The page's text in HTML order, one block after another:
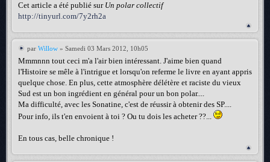
Cet article a été publié sur Un polar collectif
http://tinyurl.com/7y2rh2a
par Willow » Samedi 03 Mars 2012, 10h05
Mmmnnn tout ceci m'a l'air bien intéressant. J'aime bien quand
l'Histoire se mêle à l'intrigue et lorsqu'on referme le livre en ayant appris
quelque chose. En plus, cette atmosphère délétère et raciste du vieux
Sud est un bon ingrédient en général pour un bon polar....
Ma difficulté, avec les Sonatine, c'est de réussir à obtenir des SP....
Pour info, ils t'en envoient à toi ? Ou tu dois les acheter ??...
En tous cas, belle chronique !